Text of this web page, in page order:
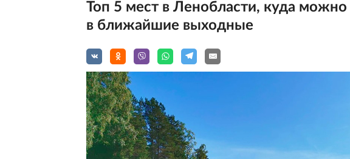
Топ 5 мест в Ленобласти, куда можно
в ближайшие выходные